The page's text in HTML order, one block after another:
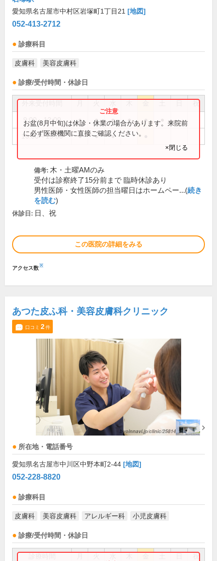
愛知県名古屋市中村区岩塚町1丁目21 [地図]
052-413-2712
診療科目
皮膚科 美容皮膚科
診療/受付時間・休診日
祝
9:00～12:00 ● ● ● ● ●
16:00～19:00 ● ● ●
お盆(8月中旬)は休診・休業の場合があります。来院前
に必ず医療機関に直接ご確認ください。
×閉じる
備考: 木・土曜AMのみ
受付は診察終了15分前まで 臨時休診あり
男性医師・女性医師の担当曜日はホームペー...(続き
を読む)
休診日: 日、祝
この医院の詳細をみる
アクセス数※
あつた皮ふ科・美容皮膚科クリニック
口コミ 2件
所在地・電話番号
愛知県名古屋市中川区中野本町2-44 [地図]
052-228-8820
診療科目
皮膚科 美容皮膚科 アレルギー科 小児皮膚科
診療/受付時間・休診日
祝